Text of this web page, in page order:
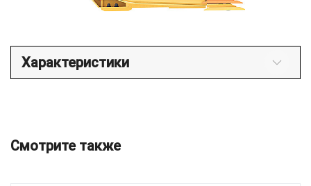
Характеристики
Смотрите также